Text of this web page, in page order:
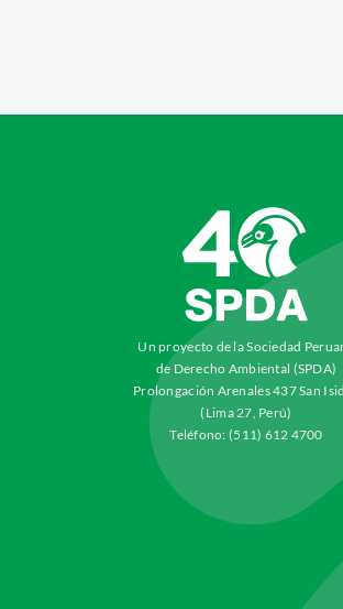
Un proyecto de la Sociedad
de Derecho Ambiental (SPDA)
Prolongación Arenales 437 San
(Lima 27, Perú)
Teléfono: (511) 612 4700